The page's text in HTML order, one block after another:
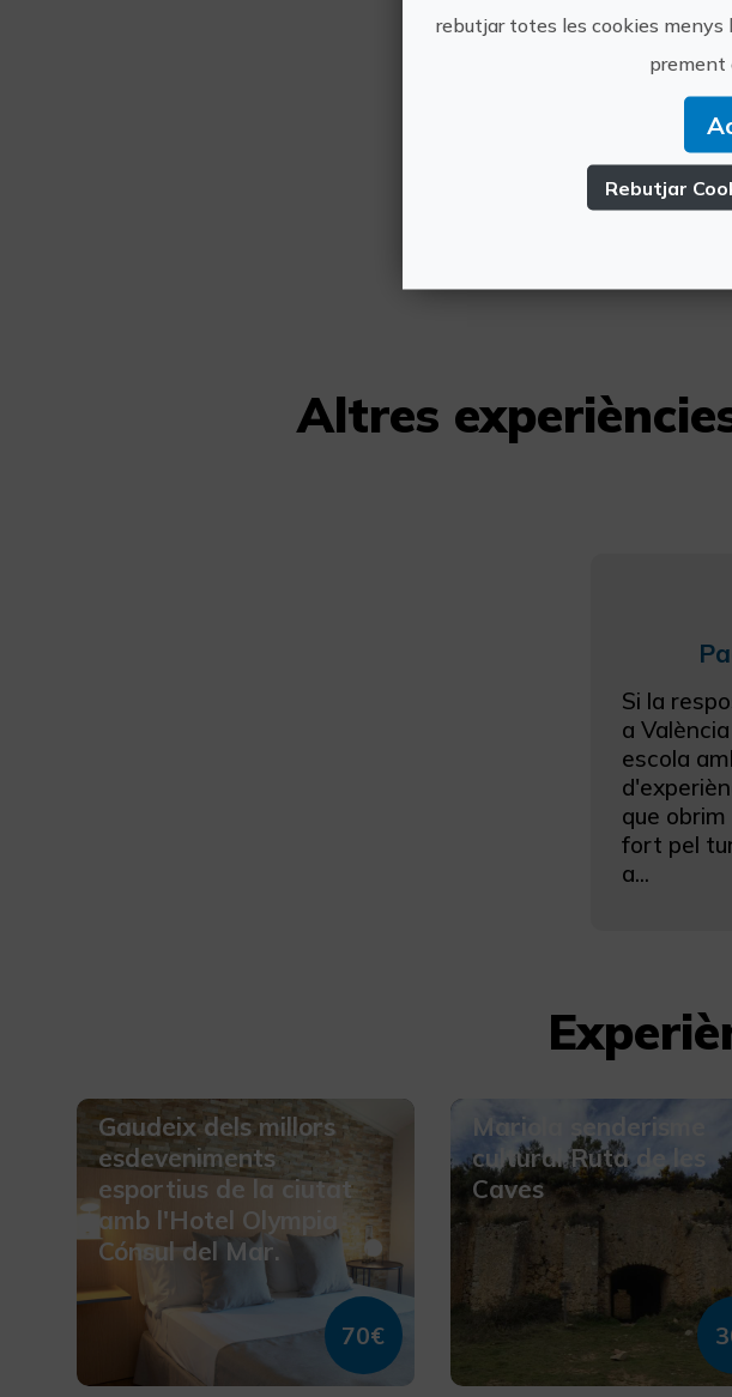
Valencia
Cocina
Altres
Si la
a
escola
que
fort pel
a...
Gaudeix dels millors
esdeveniments
esportius de la ciutat
amb l'Hotel Olympia
Cónsul del Mar.
70€
Mariola senderisme
cultural Ruta de les
Caves
rebutjar totes les cookies
prement
Rebutjar